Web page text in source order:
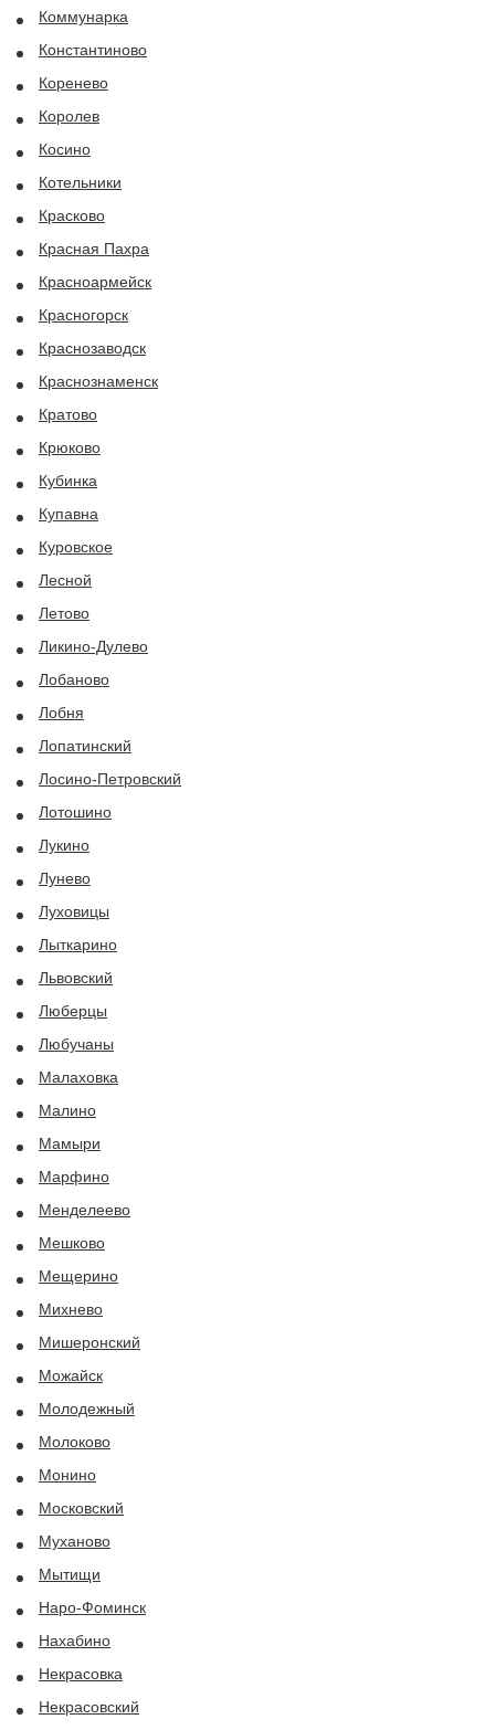
Коммунарка
Константиново
Коренево
Королев
Косино
Котельники
Красково
Красная Пахра
Красноармейск
Красногорск
Краснозаводск
Краснознаменск
Кратово
Крюково
Кубинка
Купавна
Куровское
Лесной
Летово
Ликино-Дулево
Лобаново
Лобня
Лопатинский
Лосино-Петровский
Лотошино
Лукино
Лунево
Луховицы
Лыткарино
Львовский
Люберцы
Любучаны
Малаховка
Малино
Мамыри
Марфино
Менделеево
Мешково
Мещерино
Михнево
Мишеронский
Можайск
Молодежный
Молоково
Монино
Московский
Муханово
Мытищи
Наро-Фоминск
Нахабино
Некрасовка
Некрасовский